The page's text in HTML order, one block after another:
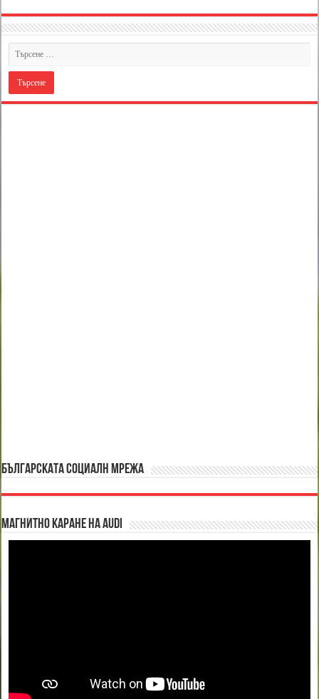
БЪЛГАРСКАТА СОЦИАЛН МРЕЖА
Магнитно каране на Audi